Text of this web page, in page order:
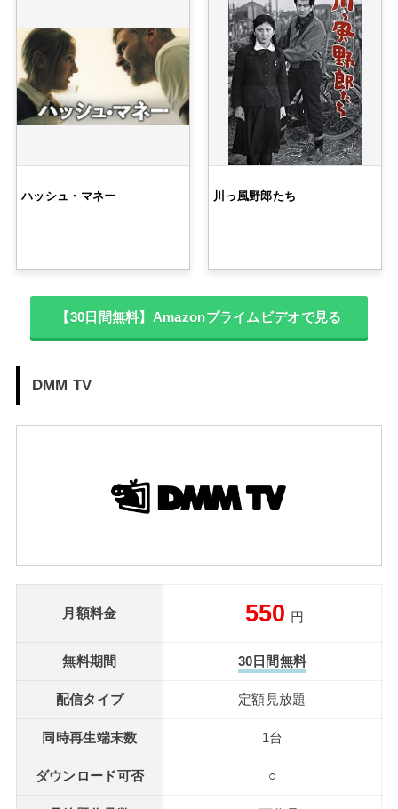
ハッシュ・マネー 川っ風野郎たち
【30日間無料】Amazonプライムビデオで見る
DMM TV
月額料金 550 円
無料期間 30日間無料
配信タイプ 定額見放題
同時再生端末数 1台
ダウンロード可否 ○